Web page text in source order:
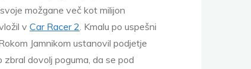
možgane več kot milijon
v Car Racer 2 . Kmalu po uspešni
Jamnikom ustanovil podjetje
zbral dovolj poguma, da se pod